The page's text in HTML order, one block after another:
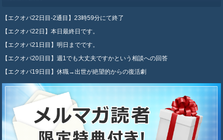
【エクオパ22日目-2通目】23時59分にて終了
【エクオパ22日】本日最終日です。
【エクオパ21日目】明日までです。
【エクオパ20日目】週1でも大丈夫ですかという相談への回答
【エクオパ19日目】休職→出世が絶望的からの復活劇